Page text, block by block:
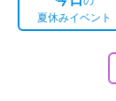
夏休みイベント